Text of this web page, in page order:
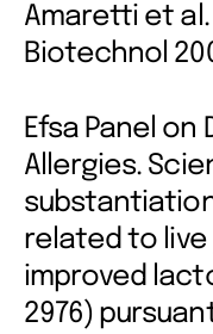
Amaretti et al.
Biotechnol
Efsa Panel
Allergies.
related to live
improved
2976)